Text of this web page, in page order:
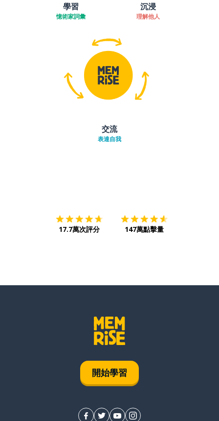
學習
憶術家詞彙
沉浸
理解他人
交流
表達自我
17.7萬次評分 147萬點擊量
開始學習